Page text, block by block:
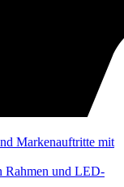
Markenauftritte mit